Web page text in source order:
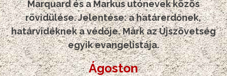
Marquard és a Markus utónevek közös
rövidülése. Jelentése: a határerdőnek,
határvidéknek a védője. Márk az Újszövetség
egyik evangelistája.
Ágoston